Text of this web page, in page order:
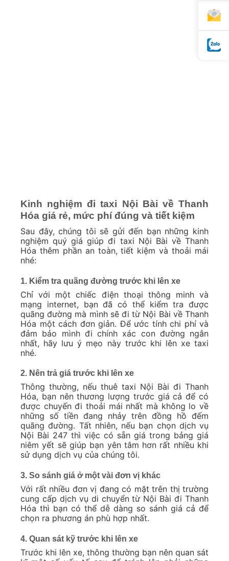
Kinh nghiệm đi taxi Nội Bài về Thanh
Hóa giá rẻ, mức phí đúng và tiết kiệm
Sau đây, chúng tôi sẽ gửi đến bạn những kinh
nghiệm quý giá giúp đi taxi Nội Bài về Thanh
Hóa thêm phần an toàn, tiết kiệm và thoải mái
nhé:
1. Kiểm tra quãng đường trước khi lên xe
Chỉ với một chiếc điện thoại thông minh và
mạng internet, bạn đã có thể kiểm tra được
quãng đường mà mình sẽ đi từ Nội Bài về Thanh
Hóa một cách đơn giản. Để ước tính chi phí và
đảm bảo mình đi chính xác con đường ngắn
nhất, hãy lưu ý mẹo này trước khi lên xe taxi
nhé.
2. Nên trả giá trước khi lên xe
Thông thường, nếu thuê taxi Nội Bài đi Thanh
Hóa, bạn nên thương lượng trước giá cả để có
được chuyến đi thoải mái nhất mà không lo về
những số tiền đang nhảy trên đồng hồ đếm
quãng đường. Tất nhiên, nếu bạn chọn dịch vụ
Nội Bài 247 thì việc có sẵn giá trong bảng giá
niêm yết sẽ giúp bạn yên tâm hơn rất nhiều khi
sử dụng dịch vụ của chúng tôi.
3. So sánh giá ở một vài đơn vị khác
Với rất nhiều đơn vị đang có mặt trên thị trường
cung cấp dịch vụ di chuyển từ Nội Bài đi Thanh
Hóa thì bạn có thể dễ dàng so sánh giá cả để
chọn ra phương án phù hợp nhất.
4. Quan sát kỹ trước khi lên xe
Trước khi lên xe, thông thường bạn nên quan sát